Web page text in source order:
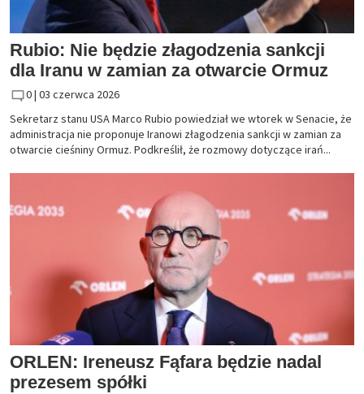
Rubio: Nie będzie złagodzenia sankcji
dla Iranu w zamian za otwarcie Ormuz
0 | 03 czerwca 2026
Sekretarz stanu USA Marco Rubio powiedział we wtorek w Senacie, że
administracja nie proponuje Iranowi złagodzenia sankcji w zamian za
otwarcie cieśniny Ormuz. Podkreślił, że rozmowy dotyczące irań...
ORLEN: Ireneusz Fąfara będzie nadal
prezesem spółki